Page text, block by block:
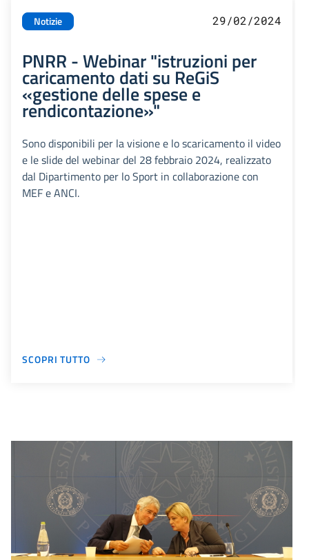
Notizie 29/02/2024
PNRR - Webinar "istruzioni per
caricamento dati su ReGiS
«gestione delle spese e
rendicontazione»"
Sono disponibili per la visione e lo scaricamento il video
e le slide del webinar del 28 febbraio 2024, realizzato
dal Dipartimento per lo Sport in collaborazione con
MEF e ANCI.
SCOPRI TUTTO